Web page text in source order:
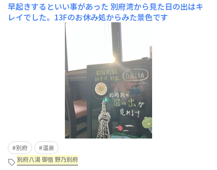
早起きするといい事があった 別府湾から見た日の出はキ
レイでした。13Fのお休み処からみた景色です
別府
温泉
別府八湯 御宿 野乃別府